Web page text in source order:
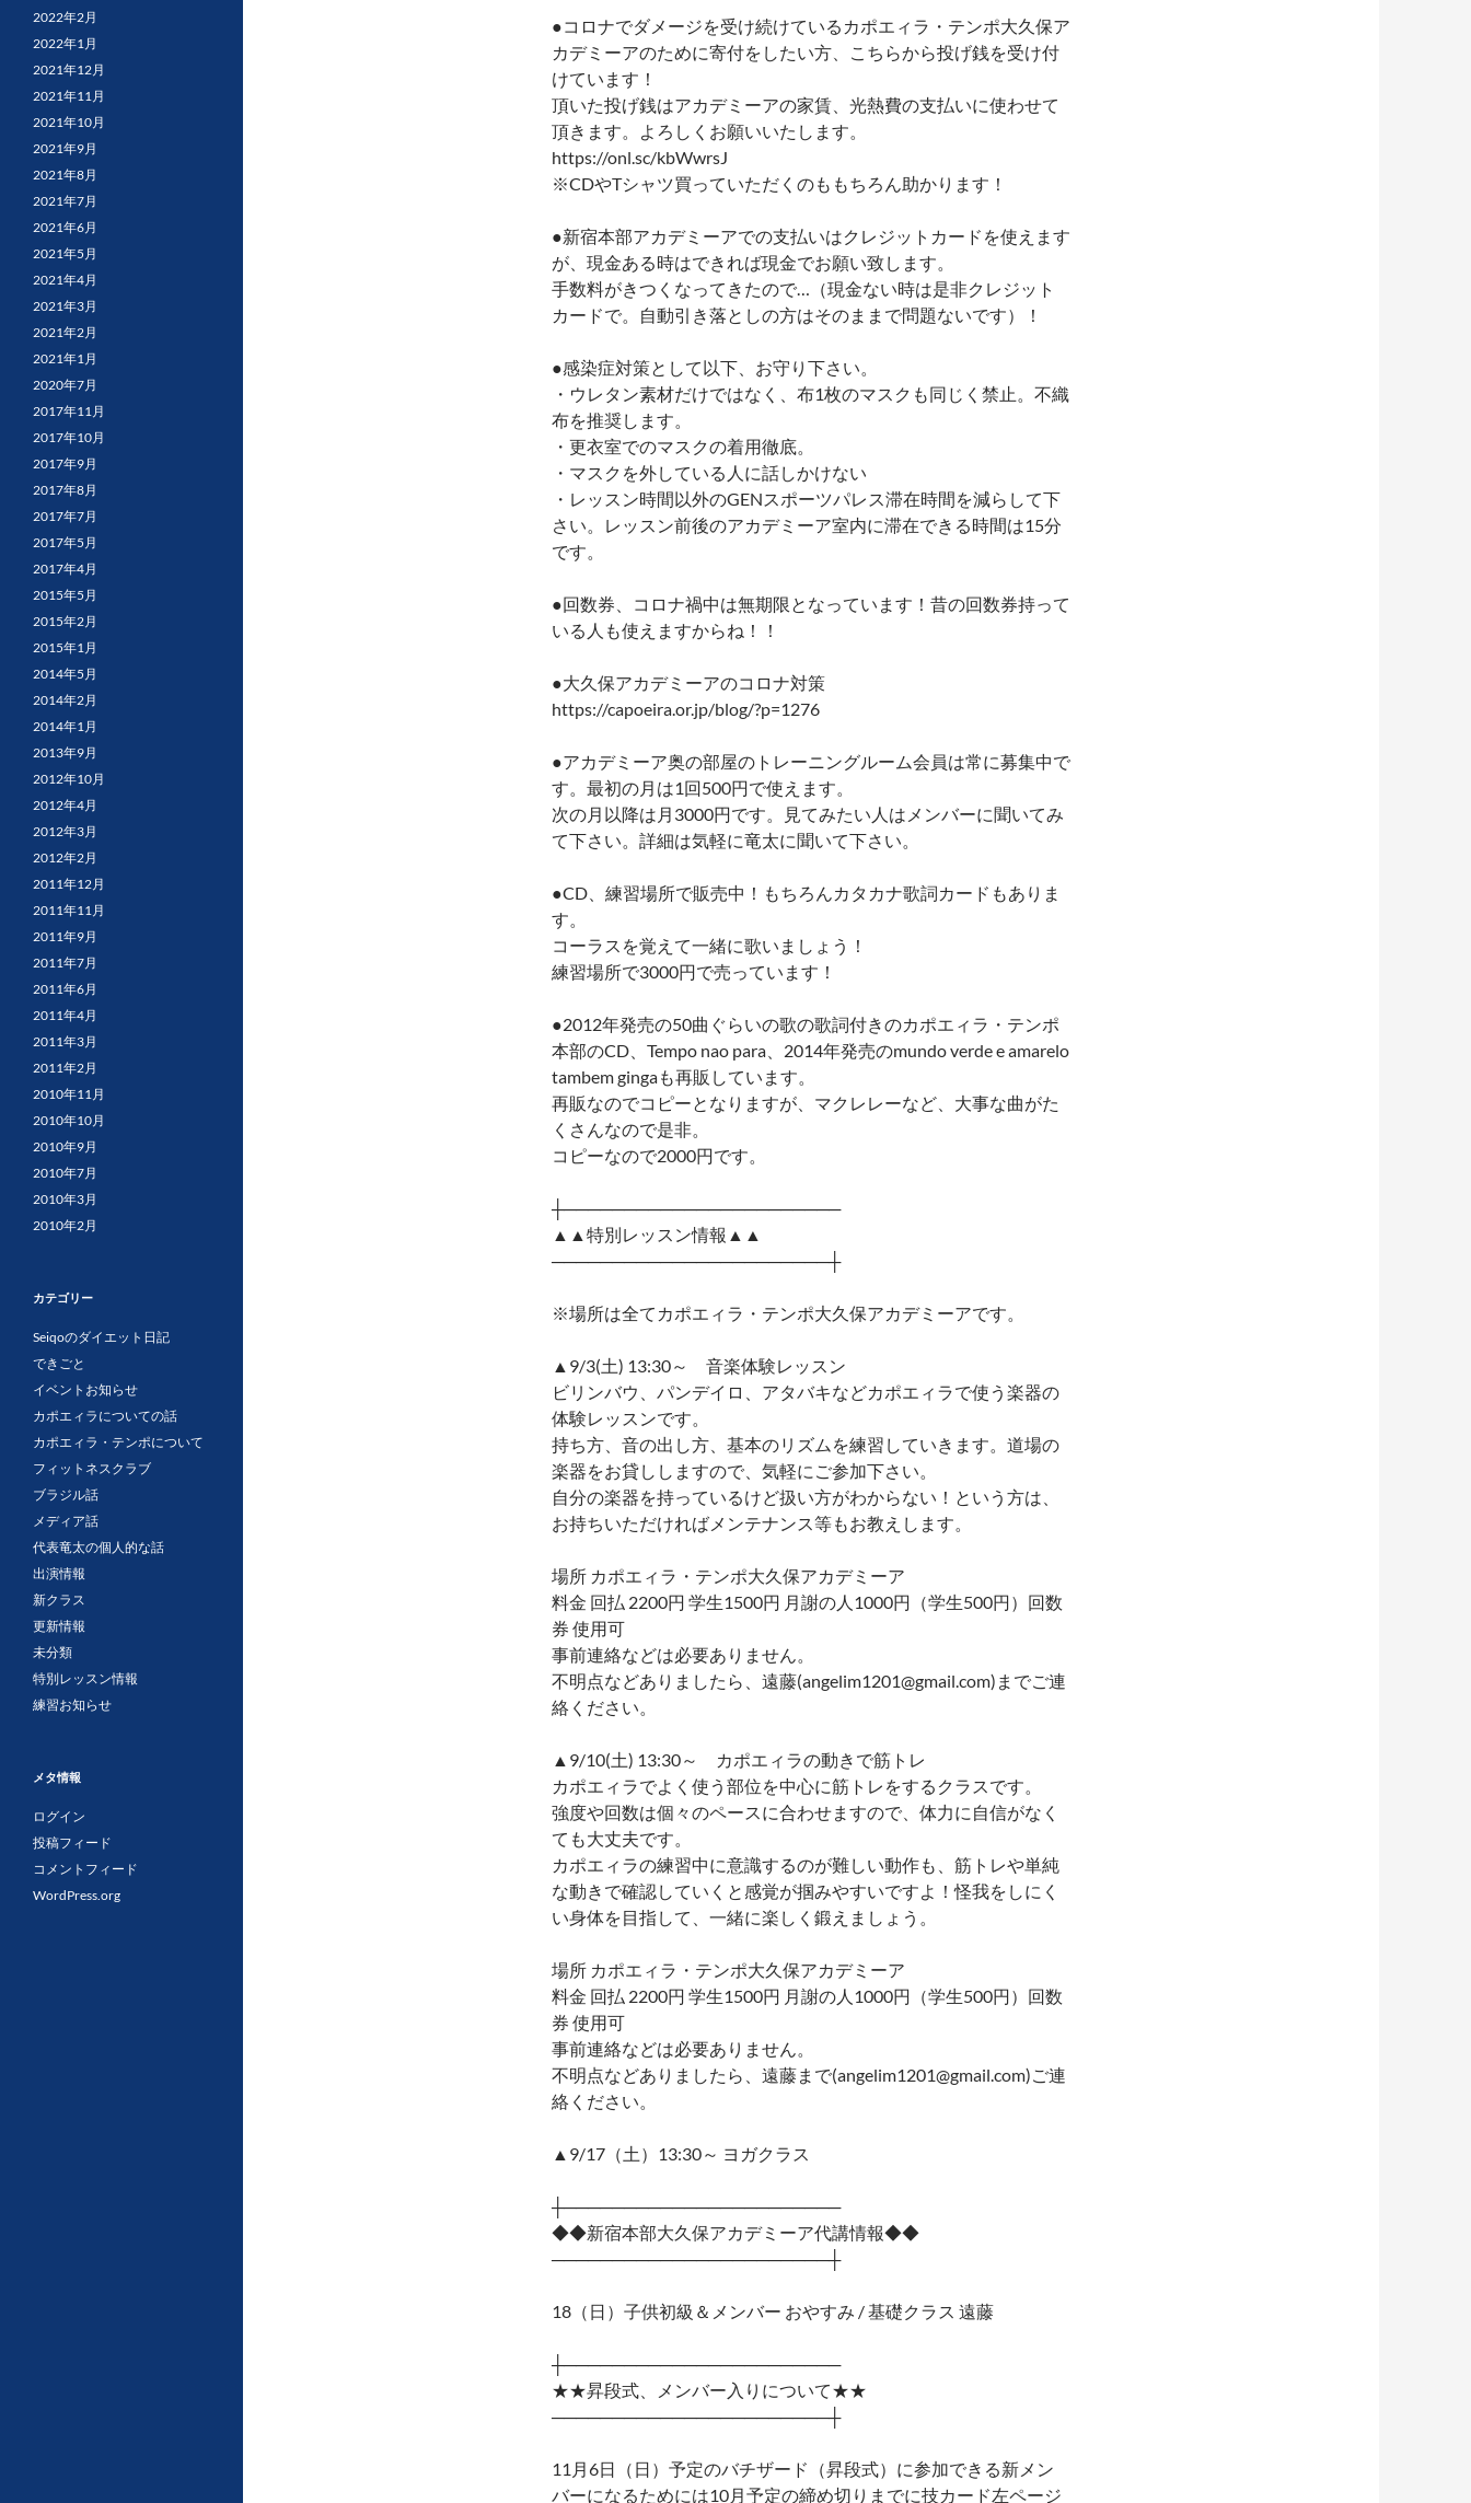
●コロナでダメージを受け続けているカポエィラ・テンポ大久保ア
カデミーアのために寄付をしたい方、こちらから投げ銭を受け付
けています！
頂いた投げ銭はアカデミーアの家賃、光熱費の支払いに使わせて
頂きます。よろしくお願いいたします。
https://onl.sc/kbWwrsJ
※CDやTシャツ買っていただくのももちろん助かります！
●新宿本部アカデミーアでの支払いはクレジットカードを使えます
が、現金ある時はできれば現金でお願い致します。
手数料がきつくなってきたので…（現金ない時は是非クレジット
カードで。自動引き落としの方はそのままで問題ないです）！
●感染症対策として以下、お守り下さい。
・ウレタン素材だけではなく、布1枚のマスクも同じく禁止。不織
布を推奨します。
・更衣室でのマスクの着用徹底。
・マスクを外している人に話しかけない
・レッスン時間以外のGENスポーツパレス滞在時間を減らして下
さい。レッスン前後のアカデミーア室内に滞在できる時間は15分
です。
●回数券、コロナ禍中は無期限となっています！昔の回数券持って
いる人も使えますからね！！
●大久保アカデミーアのコロナ対策
https://capoeira.or.jp/blog/?p=1276
●アカデミーア奥の部屋のトレーニングルーム会員は常に募集中で
す。最初の月は1回500円で使えます。
次の月以降は月3000円です。見てみたい人はメンバーに聞いてみ
て下さい。詳細は気軽に竜太に聞いて下さい。
●CD、練習場所で販売中！もちろんカタカナ歌詞カードもありま
す。
コーラスを覚えて一緒に歌いましょう！
練習場所で3000円で売っています！
●2012年発売の50曲ぐらいの歌の歌詞付きのカポエィラ・テンポ
本部のCD、Tempo nao para、2014年発売のmundo verde e amarelo
tambem gingaも再販しています。
再販なのでコピーとなりますが、マクレレーなど、大事な曲がた
くさんなので是非。
コピーなので2000円です。
┼───────────────────────
▲▲特別レッスン情報▲▲
───────────────────────┼
※場所は全てカポエィラ・テンポ大久保アカデミーアです。
▲9/3(土) 13:30～ 音楽体験レッスン
ビリンバウ、パンデイロ、アタバキなどカポエィラで使う楽器の
体験レッスンです。
持ち方、音の出し方、基本のリズムを練習していきます。道場の
楽器をお貸ししますので、気軽にご参加下さい。
自分の楽器を持っているけど扱い方がわからない！という方は、
お持ちいただければメンテナンス等もお教えします。
場所 カポエィラ・テンポ大久保アカデミーア
料金 回払 2200円 学生1500円 月謝の人1000円（学生500円）回数
券 使用可
事前連絡などは必要ありません。
不明点などありましたら、遠藤(angelim1201@gmail.com)までご連
絡ください。
▲9/10(土) 13:30～ カポエィラの動きで筋トレ
カポエィラでよく使う部位を中心に筋トレをするクラスです。
強度や回数は個々のペースに合わせますので、体力に自信がなく
ても大丈夫です。
カポエィラの練習中に意識するのが難しい動作も、筋トレや単純
な動きで確認していくと感覚が掴みやすいですよ！怪我をしにく
い身体を目指して、一緒に楽しく鍛えましょう。
場所 カポエィラ・テンポ大久保アカデミーア
料金 回払 2200円 学生1500円 月謝の人1000円（学生500円）回数
券 使用可
事前連絡などは必要ありません。
不明点などありましたら、遠藤まで(angelim1201@gmail.com)ご連
絡ください。
▲9/17（土）13:30～ ヨガクラス
┼───────────────────────
◆◆新宿本部大久保アカデミーア代講情報◆◆
───────────────────────┼
18（日）子供初級＆メンバー おやすみ / 基礎クラス 遠藤
┼───────────────────────
★★昇段式、メンバー入りについて★★
───────────────────────┼
11月6日（日）予定のバチザード（昇段式）に参加できる新メン
バーになるためには10月予定の締め切りまでに技カード左ページ
2022年2月
2022年1月
2021年12月
2021年11月
2021年10月
2021年9月
2021年8月
2021年7月
2021年6月
2021年5月
2021年4月
2021年3月
2021年2月
2021年1月
2020年7月
2017年11月
2017年10月
2017年9月
2017年8月
2017年7月
2017年5月
2017年4月
2015年5月
2015年2月
2015年1月
2014年5月
2014年2月
2014年1月
2013年9月
2012年10月
2012年4月
2012年3月
2012年2月
2011年12月
2011年11月
2011年9月
2011年7月
2011年6月
2011年4月
2011年3月
2011年2月
2010年11月
2010年10月
2010年9月
2010年7月
2010年3月
2010年2月
カテゴリー
Seiqoのダイエット日記
できごと
イベントお知らせ
カポエィラについての話
カポエィラ・テンポについて
フィットネスクラブ
ブラジル話
メディア話
代表竜太の個人的な話
出演情報
新クラス
更新情報
未分類
特別レッスン情報
練習お知らせ
メタ情報
ログイン
投稿フィード
コメントフィード
WordPress.org